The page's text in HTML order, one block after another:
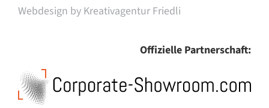
Webdesign by Kreativagentur Friedli
Offizielle Partnerschaft: